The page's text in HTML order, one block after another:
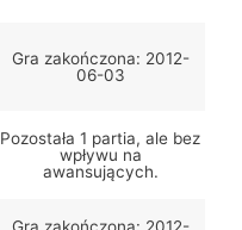
Gra zakończona: 2012-
06-03
Pozostała 1 partia, ale bez
wpływu na
awansujących.
Gra zakończona: 2012-